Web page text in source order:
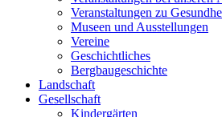
Veranstaltungen zu
Museen und Ausstellungen
Vereine
Geschichtliches
Bergbaugeschichte
Landschaft
Gesellschaft
Kindergärten